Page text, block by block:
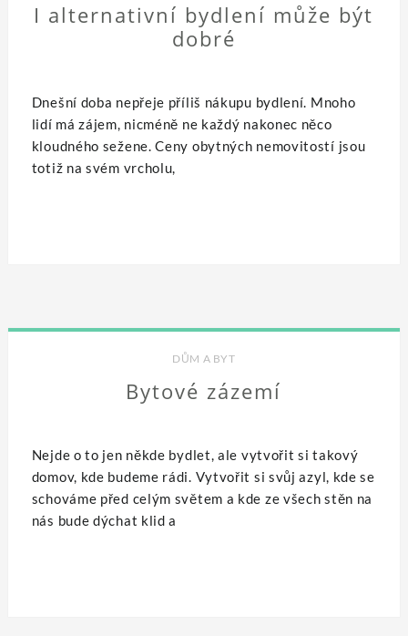
I alternativní bydlení může být
dobré
Dnešní doba nepřeje příliš nákupu bydlení. Mnoho
lidí má zájem, nicméně ne každý nakonec něco
kloudného sežene. Ceny obytných nemovitostí jsou
totiž na svém vrcholu,
DŮM A BYT
Bytové zázemí
Nejde o to jen někde bydlet, ale vytvořit si takový
domov, kde budeme rádi. Vytvořit si svůj azyl, kde se
schováme před celým světem a kde ze všech stěn na
nás bude dýchat klid a